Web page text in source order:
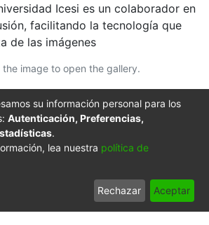
Icesi es un colaborador en
facilitando la tecnología que
de las imágenes
the image to open the gallery.
handle/123456789/8
América - Patrimonial
su información personal para los
Autenticación, Preferencias,
.
lea nuestra política de
Rechazar Aceptar